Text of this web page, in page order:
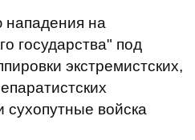
на
государства" под
экстремистских,
сухопутные войска